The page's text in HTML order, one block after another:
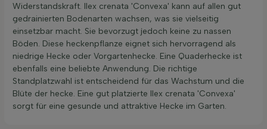
Widerstandskraft. Ilex crenata 'Convexa' kann auf allen gut
gedrainierten Bodenarten wachsen, was sie vielseitig
einsetzbar macht. Sie bevorzugt jedoch keine zu nassen
Böden. Diese heckenpflanze eignet sich hervorragend als
niedrige Hecke oder Vorgartenhecke. Eine Quaderhecke ist
ebenfalls eine beliebte Anwendung. Die richtige
Standplatzwahl ist entscheidend für das Wachstum und die
Blüte der hecke. Eine gut platzierte Ilex crenata 'Convexa'
sorgt für eine gesunde und attraktive Hecke im Garten.